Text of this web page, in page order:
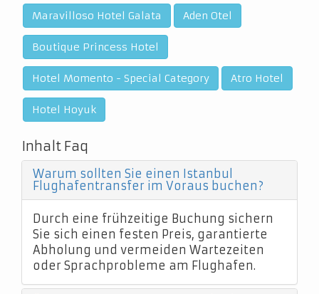
Maravilloso Hotel Galata Aden Otel
Boutique Princess Hotel
Hotel Momento - Special Category Atro Hotel
Hotel Hoyuk
Inhalt Faq
Warum sollten Sie einen Istanbul
Flughafentransfer im Voraus buchen?
Durch eine frühzeitige Buchung sichern
Sie sich einen festen Preis, garantierte
Abholung und vermeiden Wartezeiten
oder Sprachprobleme am Flughafen.